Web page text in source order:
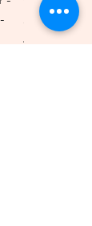
Moon
Price
€30.00